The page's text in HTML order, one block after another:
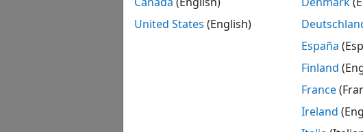
cputime
timeit
United States (English)
España
Finland
France
Ireland